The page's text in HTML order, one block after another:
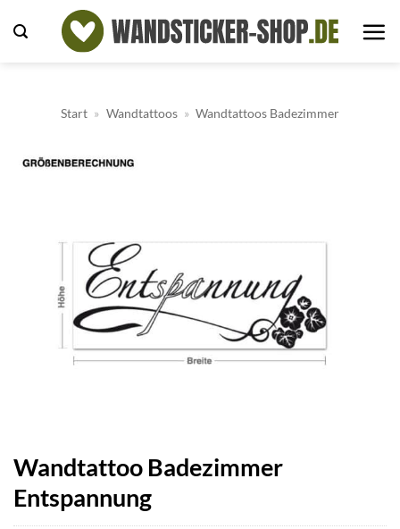
Inhalt
Start » Wandtattoos » Wandtattoos Badezimmer
Wandtattoo Badezimmer
Entspannung